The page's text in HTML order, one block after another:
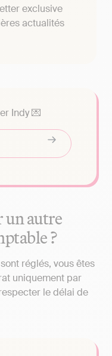
exclusive
actualités
Indy 💌
un autre
?
réglés, vous êtes
uniquement par
le délai de